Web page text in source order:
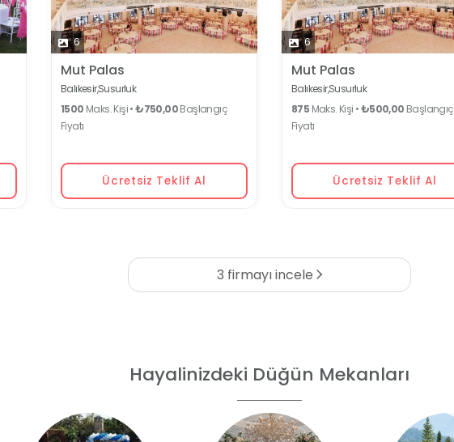
6
Mut Palas
Balıkesir,Susurluk
1500 Maks. Kişi •₺750,00Başlangıç
Fiyatı
Ücretsiz Teklif Al
6
Mut Palas
Balıkesir,Susurluk
875 Maks. Kişi •₺500,00 Başlangıç
Fiyatı
Ücretsiz Teklif Al
3 firmayı incele
Hayalinizdeki Düğün Mekanları